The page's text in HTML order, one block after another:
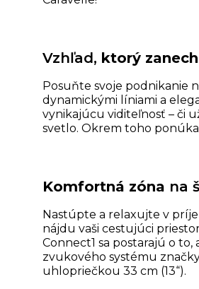
Vzhľad, ktorý
Posuňte svoje podnikanie
dynamickými líniami a
vynikajúcu viditeľnosť – či
svetlo. Okrem toho
Komfortná zóna na
Nastúpte a relaxujte v
nájdu vaši cestujúci
Connect1 sa postarajú o
zvukového systému
uhlopriečkou 33 cm (13“).